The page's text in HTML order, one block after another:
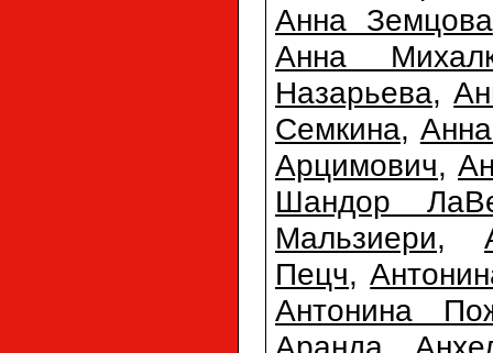
Анна Земцова
Анна
Назарьева,
Семкина,
Арцимович,
Шандор
Мальзиери,
Пецч,
Антонина